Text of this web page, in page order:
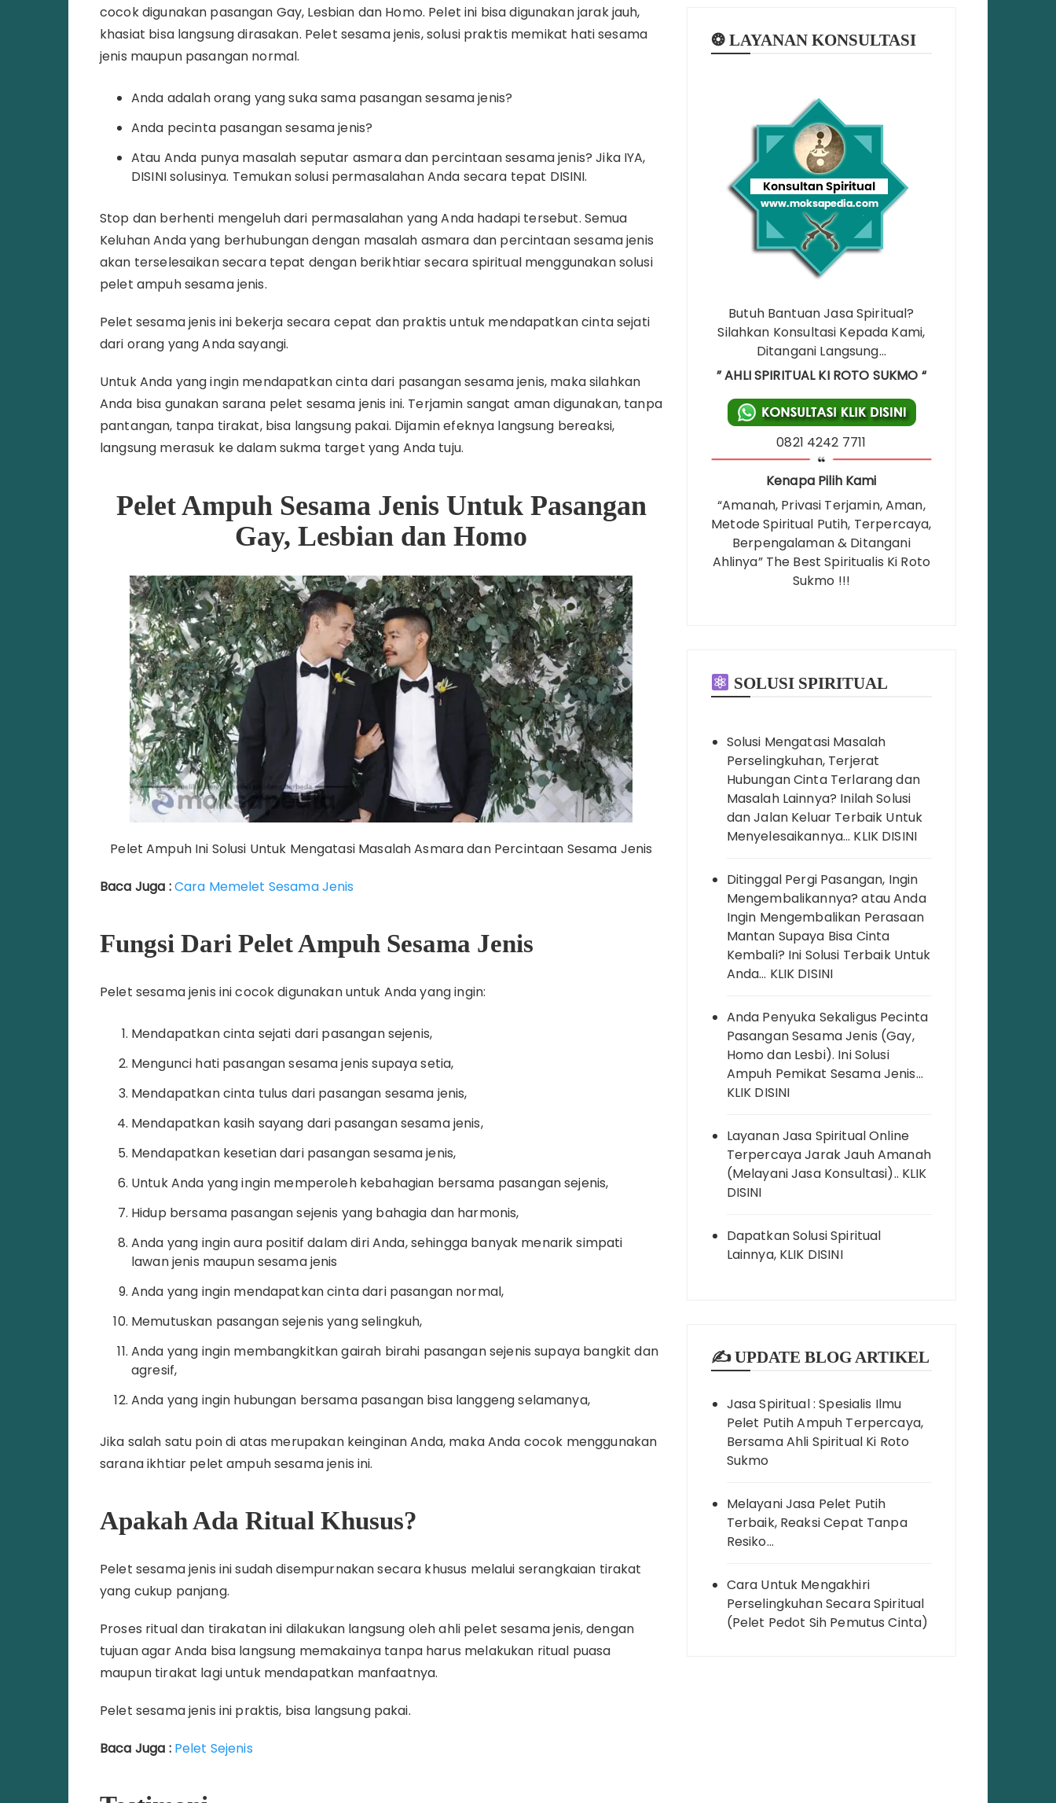
cocok digunakan pasangan Gay, Lesbian dan Homo. Pelet ini bisa digunakan jarak jauh,
khasiat bisa langsung dirasakan. Pelet sesama jenis, solusi praktis memikat hati sesama
jenis maupun pasangan normal.
Anda adalah orang yang suka sama pasangan sesama jenis?
Anda pecinta pasangan sesama jenis?
Atau Anda punya masalah seputar asmara dan percintaan sesama jenis? Jika IYA,
DISINI solusinya. Temukan solusi permasalahan Anda secara tepat DISINI.
Stop dan berhenti mengeluh dari permasalahan yang Anda hadapi tersebut. Semua
Keluhan Anda yang berhubungan dengan masalah asmara dan percintaan sesama jenis
akan terselesaikan secara tepat dengan berikhtiar secara spiritual menggunakan solusi
pelet ampuh sesama jenis.
Pelet sesama jenis ini bekerja secara cepat dan praktis untuk mendapatkan cinta sejati
dari orang yang Anda sayangi.
Untuk Anda yang ingin mendapatkan cinta dari pasangan sesama jenis, maka silahkan
Anda bisa gunakan sarana pelet sesama jenis ini. Terjamin sangat aman digunakan, tanpa
pantangan, tanpa tirakat, bisa langsung pakai. Dijamin efeknya langsung bereaksi,
langsung merasuk ke dalam sukma target yang Anda tuju.
Pelet Ampuh Sesama Jenis Untuk Pasangan
Gay, Lesbian dan Homo
Pelet Ampuh Ini Solusi Untuk Mengatasi Masalah Asmara dan Percintaan Sesama Jenis
Baca Juga :Cara Memelet Sesama Jenis
Fungsi Dari Pelet Ampuh Sesama Jenis
Pelet sesama jenis ini cocok digunakan untuk Anda yang ingin:
Mendapatkan cinta sejati dari pasangan sejenis,
Mengunci hati pasangan sesama jenis supaya setia,
Mendapatkan cinta tulus dari pasangan sesama jenis,
Mendapatkan kasih sayang dari pasangan sesama jenis,
Mendapatkan kesetian dari pasangan sesama jenis,
Untuk Anda yang ingin memperoleh kebahagian bersama pasangan sejenis,
Hidup bersama pasangan sejenis yang bahagia dan harmonis,
Anda yang ingin aura positif dalam diri Anda, sehingga banyak menarik simpati
lawan jenis maupun sesama jenis
Anda yang ingin mendapatkan cinta dari pasangan normal,
Memutuskan pasangan sejenis yang selingkuh,
Anda yang ingin membangkitkan gairah birahi pasangan sejenis supaya bangkit dan
agresif,
Anda yang ingin hubungan bersama pasangan bisa langgeng selamanya,
Jika salah satu poin di atas merupakan keinginan Anda, maka Anda cocok menggunakan
sarana ikhtiar pelet ampuh sesama jenis ini.
Apakah Ada Ritual Khusus?
Pelet sesama jenis ini sudah disempurnakan secara khusus melalui serangkaian tirakat
yang cukup panjang.
Proses ritual dan tirakatan ini dilakukan langsung oleh ahli pelet sesama jenis, dengan
tujuan agar Anda bisa langsung memakainya tanpa harus melakukan ritual puasa
maupun tirakat lagi untuk mendapatkan manfaatnya.
Pelet sesama jenis ini praktis, bisa langsung pakai.
Baca Juga : Pelet Sejenis
❂ LAYANAN KONSULTASI
Butuh Bantuan Jasa Spiritual?
Silahkan Konsultasi Kepada Kami,
Ditangani Langsung…
” AHLI SPIRITUAL KI ROTO SUKMO “
0821 4242 7711
Kenapa Pilih Kami
“Amanah, Privasi Terjamin, Aman,
Metode Spiritual Putih, Terpercaya,
Berpengalaman & Ditangani
Ahlinya” The Best Spiritualis Ki Roto
Sukmo !!!
SOLUSI SPIRITUAL
Solusi Mengatasi Masalah
Perselingkuhan, Terjerat
Hubungan Cinta Terlarang dan
Masalah Lainnya? Inilah Solusi
dan Jalan Keluar Terbaik Untuk
Menyelesaikannya… KLIK DISINI
Ditinggal Pergi Pasangan, Ingin
Mengembalikannya? atau Anda
Ingin Mengembalikan Perasaan
Mantan Supaya Bisa Cinta
Kembali? Ini Solusi Terbaik Untuk
Anda… KLIK DISINI
Anda Penyuka Sekaligus Pecinta
Pasangan Sesama Jenis (Gay,
Homo dan Lesbi). Ini Solusi
Ampuh Pemikat Sesama Jenis…
KLIK DISINI
Layanan Jasa Spiritual Online
Terpercaya Jarak Jauh Amanah
(Melayani Jasa Konsultasi).. KLIK
DISINI
Dapatkan Solusi Spiritual
Lainnya, KLIK DISINI
✍️ UPDATE BLOG ARTIKEL
Jasa Spiritual : Spesialis Ilmu
Pelet Putih Ampuh Terpercaya,
Bersama Ahli Spiritual Ki Roto
Sukmo
Melayani Jasa Pelet Putih
Terbaik, Reaksi Cepat Tanpa
Resiko…
Cara Untuk Mengakhiri
Perselingkuhan Secara Spiritual
(Pelet Pedot Sih Pemutus Cinta)